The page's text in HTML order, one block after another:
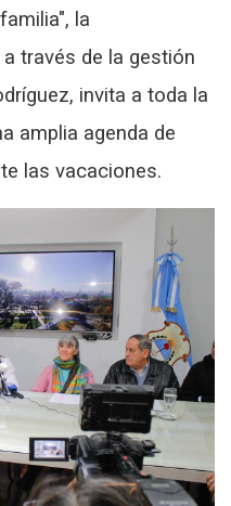
la
través de la gestión
invita a toda la
amplia agenda de
las vacaciones.